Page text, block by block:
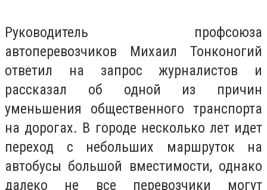
Руководитель профсоюза
автоперевозчиков Михаил Тонконогий
ответил на запрос журналистов и
рассказал об одной из причин
уменьшения общественного транспорта
на дорогах. В городе несколько лет идет
переход с небольших маршруток на
автобусы большой вместимости, однако
далеко не все перевозчики могут